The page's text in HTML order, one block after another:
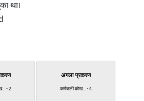
था।
- 2
अगला प्रकरण
कर्मजली कोख... - 4